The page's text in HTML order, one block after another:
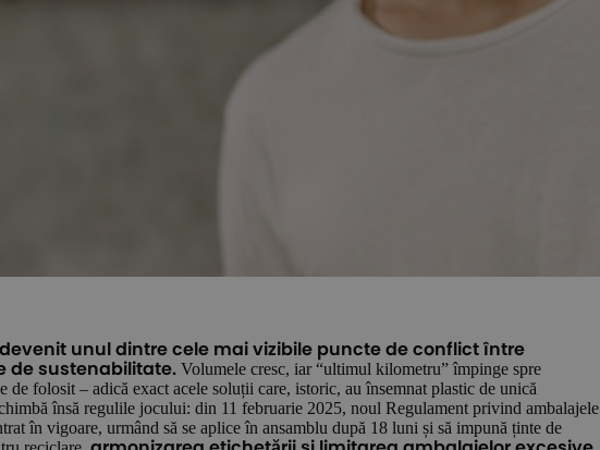
unul dintre cele mai vizibile puncte de conflict între
de sustenabilitate.Volumele cresc, iar “ultimul kilometru” împinge spre
de folosit – adică exact acele soluții care, istoric, au însemnat plastic de unică
însă regulile jocului: din 11 februarie 2025, noul Regulament privind ambalajele
în vigoare, urmând să se aplice în ansamblu după 18 luni și să impună ținte de